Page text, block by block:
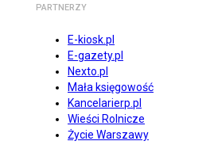
PARTNERZY
E-kiosk.pl
E-gazety.pl
Nexto.pl
Mała księgowość
Kancelarierp.pl
Wieści Rolnicze
Życie Warszawy